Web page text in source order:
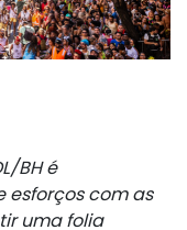
BH é
esforços com as
uma folia